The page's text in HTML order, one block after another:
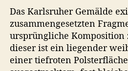
Das Karlsruher Gemälde
zusammengesetzten
ursprüngliche Komposition
dieser ist ein liegender
einer tiefroten